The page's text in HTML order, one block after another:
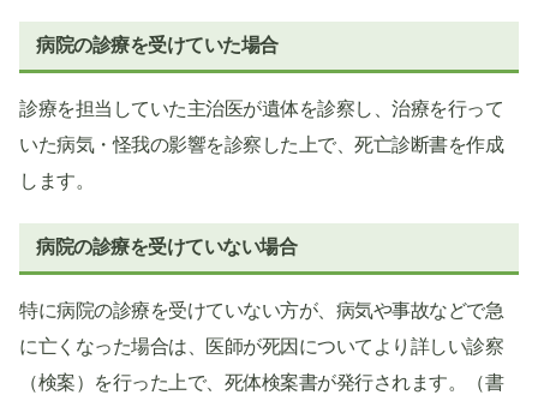
病院の診療を受けていた場合
診療を担当していた主治医が遺体を診察し、治療を行って
いた病気・怪我の影響を診察した上で、死亡診断書を作成
します。
病院の診療を受けていない場合
特に病院の診療を受けていない方が、病気や事故などで急
に亡くなった場合は、医師が死因についてより詳しい診察
（検案）を行った上で、死体検案書が発行されます。（書